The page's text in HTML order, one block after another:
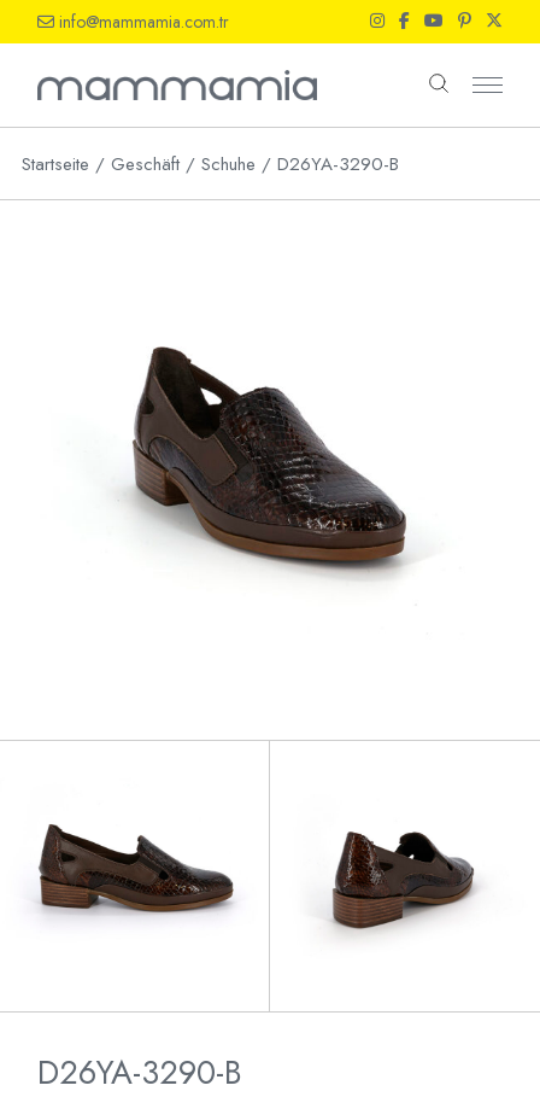
the
info@mammamia.com.tr
Startseite Geschäft Schuhe D26YA-3290-B
D26YA-3290-B